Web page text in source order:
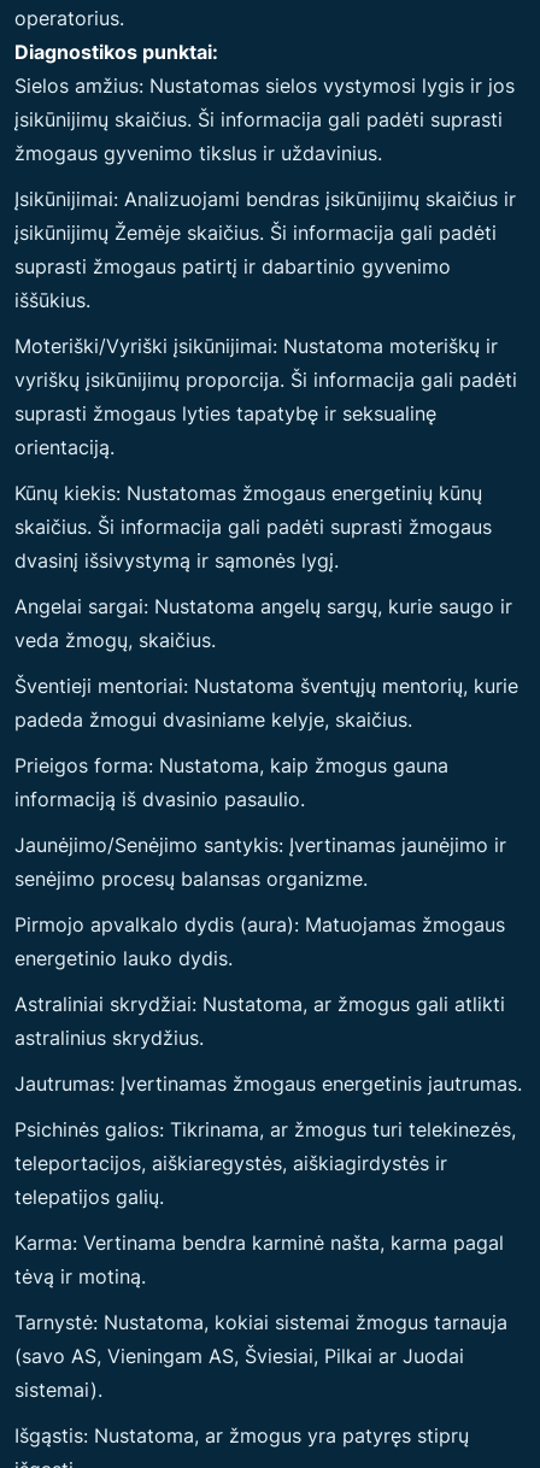
operatorius.
Diagnostikos punktai:
Sielos amžius: Nustatomas sielos vystymosi lygis ir jos
įsikūnijimų skaičius. Ši informacija gali padėti suprasti
žmogaus gyvenimo tikslus ir uždavinius.
Įsikūnijimai: Analizuojami bendras įsikūnijimų skaičius ir
įsikūnijimų Žemėje skaičius. Ši informacija gali padėti
suprasti žmogaus patirtį ir dabartinio gyvenimo
iššūkius.
Moteriški/Vyriški įsikūnijimai: Nustatoma moteriškų ir
vyriškų įsikūnijimų proporcija. Ši informacija gali padėti
suprasti žmogaus lyties tapatybę ir seksualinę
orientaciją.
Kūnų kiekis: Nustatomas žmogaus energetinių kūnų
skaičius. Ši informacija gali padėti suprasti žmogaus
dvasinį išsivystymą ir sąmonės lygį.
Angelai sargai: Nustatoma angelų sargų, kurie saugo ir
veda žmogų, skaičius.
Šventieji mentoriai: Nustatoma šventųjų mentorių, kurie
padeda žmogui dvasiniame kelyje, skaičius.
Prieigos forma: Nustatoma, kaip žmogus gauna
informaciją iš dvasinio pasaulio.
Jaunėjimo/Senėjimo santykis: Įvertinamas jaunėjimo ir
senėjimo procesų balansas organizme.
Pirmojo apvalkalo dydis (aura): Matuojamas žmogaus
energetinio lauko dydis.
Astraliniai skrydžiai: Nustatoma, ar žmogus gali atlikti
astralinius skrydžius.
Jautrumas: Įvertinamas žmogaus energetinis jautrumas.
Psichinės galios: Tikrinama, ar žmogus turi telekinezės,
teleportacijos, aiškiaregystės, aiškiagirdystės ir
telepatijos galių.
Karma: Vertinama bendra karminė našta, karma pagal
tėvą ir motiną.
Tarnystė: Nustatoma, kokiai sistemai žmogus tarnauja
(savo AS, Vieningam AS, Šviesiai, Pilkai ar Juodai
sistemai).
Išgąstis: Nustatoma, ar žmogus yra patyręs stiprų